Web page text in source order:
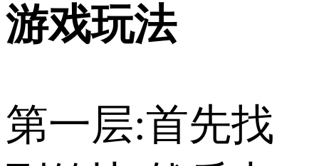
游戏玩法
第一层:首先找